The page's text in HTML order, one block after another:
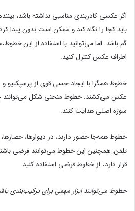
اگر عکسی کادربندی مناسبی نداشته باشد،
باید کجا را نگاه کند و ممکن است بدون پیدا
گم باشد. اما می‌توانید با استفاده از این
اطراف عکس کنترل کنید.
خطوط همگرا با ایجاد حسی قوی از پرسپکتیو
عکس می‌کشند. خطوط منحنی شکل می‌توانند
سوژه اصلی هدایت کنند.
خطوط همه‌جا حضور دارند، در دیوارها،
تلفن. همچنین این خطوط می‌توانند فرضی
قرار دارد، از خطوط فرضی استفاده کنید.
خطوط می‌توانند ابزار مهمی برای ترکیب‌بندی